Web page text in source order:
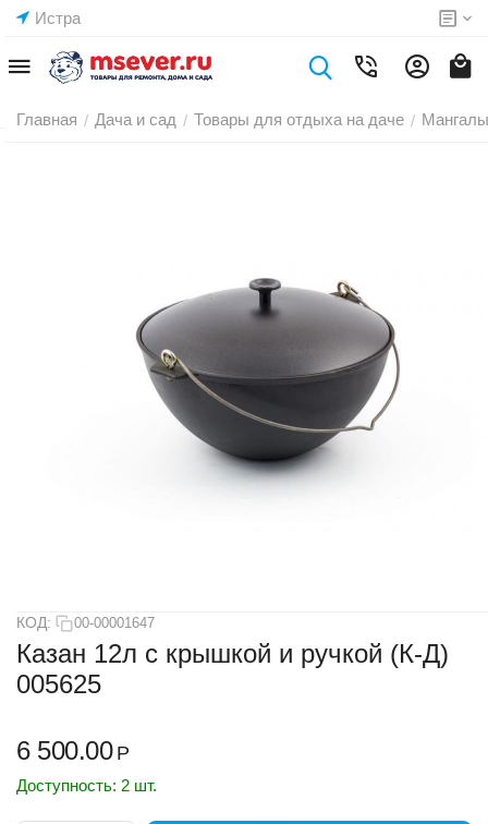
Истра
Главная / Дача и сад / Товары для отдыха на даче /
КОД: 00-00001647
Казан 12л с крышкой и ручкой (К-Д)
005625
6 500.00 Р
Доступность: 2 шт.